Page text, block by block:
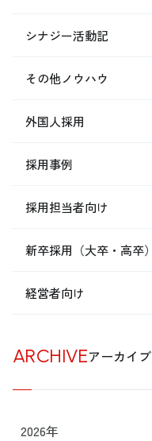
シナジー活動記
その他ノウハウ
外国人採用
採用事例
採用担当者向け
新卒採用（大卒・高卒）
経営者向け
ARCHIVEアーカイブ
2026年